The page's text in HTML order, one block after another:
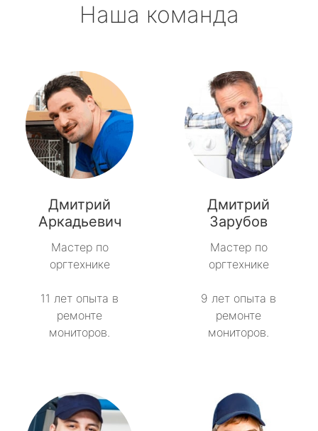
Наша команда
Дмитрий
Аркадьевич
Мастер по
оргтехнике
11 лет опыта в
ремонте
мониторов.
Дмитрий
Зарубов
Мастер по
оргтехнике
9 лет опыта в
ремонте
мониторов.